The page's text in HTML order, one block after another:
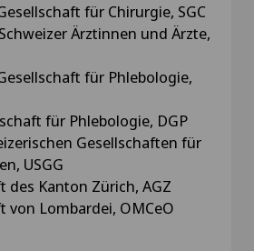
für Chirurgie, SGC
Ärztinnen und Ärzte,
für Phlebologie,
für Phlebologie, DGP
Gesellschaften für
USGG
des Kanton Zürich, AGZ
von Lombardei, OMCeO